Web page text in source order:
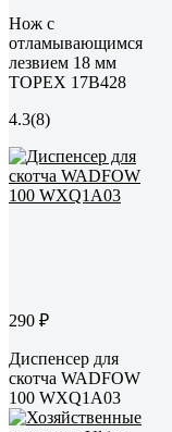
Нож с
отламывающимся
лезвием 18 мм
TOPEX 17B428
4.3(8)
290 ₽
Диспенсер для
скотча WADFOW
100 WXQ1A03